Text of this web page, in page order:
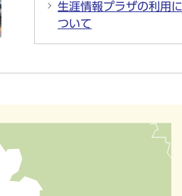
生涯情報プラザの利用に
ついて